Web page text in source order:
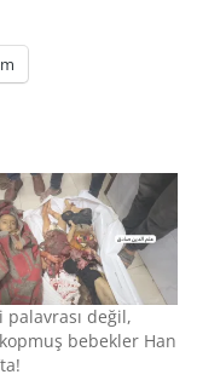
palavrası değil,
bebekler Han